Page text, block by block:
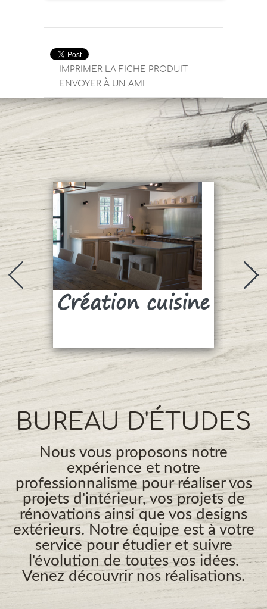
IMPRIMER LA FICHE PRODUIT
ENVOYER À UN AMI
Création cuisine
BUREAU D'ÉTUDES
Nous vous proposons notre
expérience et notre
professionnalisme pour réaliser vos
projets d'intérieur, vos projets de
rénovations ainsi que vos designs
extérieurs. Notre équipe est à votre
service pour étudier et suivre
l'évolution de toutes vos idées.
Venez découvrir nos réalisations.